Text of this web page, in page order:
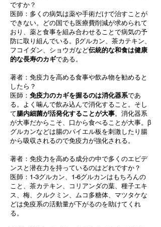
ですか？
医師：多くの病気は薬や手術だけで治すことが
できない。どの国でも医療費削減が求められて
おり、薬と食事を組み合わせることで病気の予
防に取り組んでいる。βグルカン、茶カテキン、
フコイダン、ショウガなど伝統的な和食は健康
的な長寿のカギである。
著者：免疫力を高める食事や飲み物を勧めると
したら？
医師： 免疫力のカギを握るのは消化器系であ
る。よく噛んで飲み込んで消化すること。そし
て腸内細菌が活発化することが大事。消化器系
が大事だからこそ、口から食べることが大事。β
グルカンなどは腸のパイエル板を刺激したり腸
から吸収されるので免疫力が強化される。
著者：免疫力を高める成分の中で多くのエビデ
ンスと潜在力を持っているのはどれですか？
医師：1-3グルカン、1-6グルカンはもちろんの
こと、茶カテキン、コリアンダの葉、種子エキ
ス、梅、クルクミン、ムコ多糖体、マツタケな
どは免疫系の活動量が下がるのを助けてくれ
る。